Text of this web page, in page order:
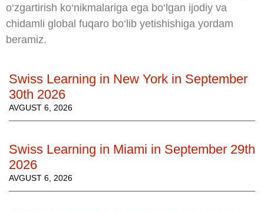
o‘zgartirish ko‘nikmalariga ega bo‘lgan ijodiy va
chidamli global fuqaro bo‘lib yetishishiga yordam
beramiz.
Swiss Learning in New York in September
30th 2026
AVGUST 6, 2026
Swiss Learning in Miami in September 29th
2026
AVGUST 6, 2026